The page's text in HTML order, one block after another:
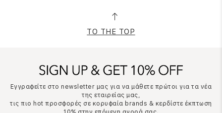
TO THE TOP
Εγγραφείτε στο newsletter μας για να μάθετε πρώτοι για τα νέα
της εταιρείας μας,
τις πιο hot προσφορές σε κορυφαία brands & κερδίστε έκπτωση